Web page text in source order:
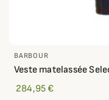
BARBOUR
Veste matelassée
284,95 €